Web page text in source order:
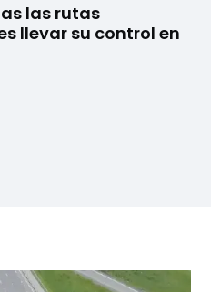
las rutas
llevar su control en